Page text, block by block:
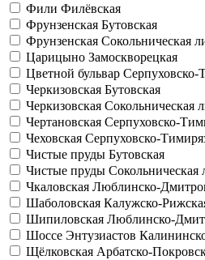
Фили Филёвская
Фрунзенская Бутовская
Фрунзенская Сокольническая
Царицыно Замоскворецкая
Цветной бульвар Серпуховско-
Черкизовская Бутовская
Черкизовская Сокольническая
Чертановская Серпуховско-
Чеховская Серпуховско-
Чистые пруды Бутовская
Чистые пруды Сокольническая
Чкаловская Люблинско-
Шаболовская Калужско-
Шипиловская Люблинско-
Шоссе Энтузиастов
Щёлковская Арбатско-